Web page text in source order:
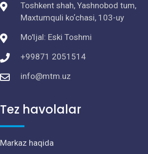
Toshkent shah, Yashnobod tum,
Maxtumquli koʼchasi, 103-uy
Mo'ljal: Eski Toshmi
+99871 2051514
info@mtm.uz
Tez havolalar
Markaz haqida